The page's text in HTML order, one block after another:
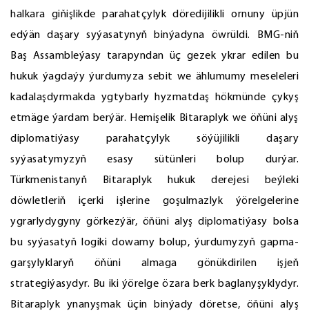
halkara giňişlikde parahatçylyk döredijilikli ornuny üpjün
edýän daşary syýasatynyň binýadyna öwrüldi. BMG-niň
Baş Assambleýasy tarapyndan üç gezek ykrar edilen bu
hukuk ýagdaýy ýurdumyza sebit we ählumumy meseleleri
kadalaşdyrmakda ygtybarly hyzmatdaş hökmünde çykyş
etmäge ýardam berýär. Hemişelik Bitaraplyk we öňüni alyş
diplomatiýasy parahatçylyk söýüjilikli daşary
syýasatymyzyň esasy sütünleri bolup durýar.
Türkmenistanyň Bitaraplyk hukuk derejesi beýleki
döwletleriň içerki işlerine goşulmazlyk ýörelgelerine
ygrarlydygyny görkezýär, öňüni alyş diplomatiýasy bolsa
bu syýasatyň logiki dowamy bolup, ýurdumyzyň gapma-
garşylyklaryň öňüni almaga gönükdirilen işjeň
strategiýasydyr. Bu iki ýörelge özara berk baglanyşyklydyr.
Bitaraplyk ynanyşmak üçin binýady döretse, öňüni alyş